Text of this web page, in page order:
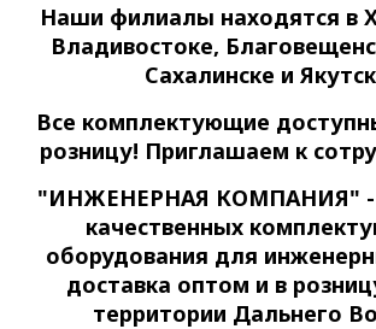
Наши филиалы находятся в
Владивостоке,
Сахалинске и
Все комплектующие
розницу! Приглашаем к
"ИНЖЕНЕРНАЯ КОМПАНИЯ" -
качественных
оборудования для
доставка оптом и в
территории Дальнего